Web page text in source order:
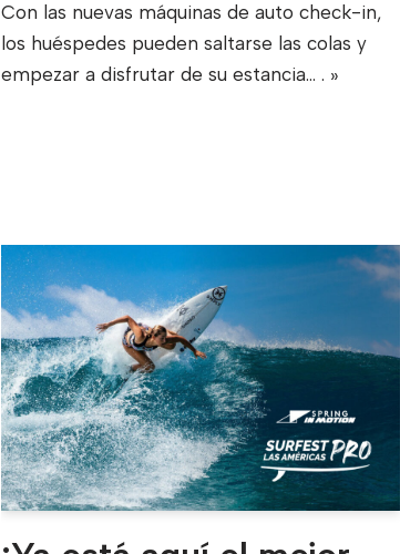
Con las nuevas máquinas de auto check-in,
los huéspedes pueden saltarse las colas y
empezar a disfrutar de su estancia... . »